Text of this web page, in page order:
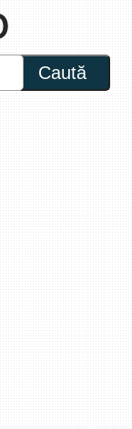
Caută